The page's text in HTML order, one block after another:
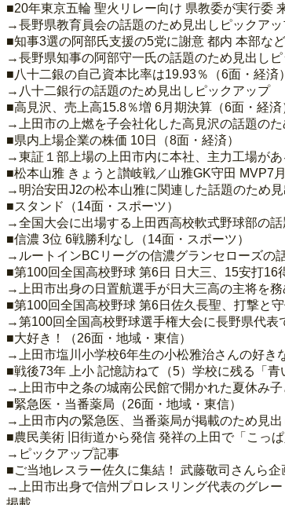
■20年東京五輪 聖火リレー向け 県教委が実行委
→長野県教育員会の話題のため見出しピックアッ
■知事3選の阿部氏支援の5党に謝意 都内 本部な
→長野県知事の阿部守一氏の話題のため見出し
■八十二銀の自己資本比率は19.93％（6面・経済）
→八十二銀行の話題のため見出しピックアップ
■高見沢、売上高15.8％増 6月期決算（6面・経済
→上田市の上燃を子会社化した高見沢の話題の
■県内上場企業の株価 10日（8面・経済）
→東証１部上場の上田市内に本社、主力工場が
■松本山雅 きょうと讃岐戦／山雅GK守田 MVP7
→明治安田J2の松本山雅に関連した話題のため
■スタンド（14面・スポーツ）
→全国大会に出場する上田西高校軟式野球部の
■信濃 3位 6戦勝利なし（14面・スポーツ）
→ルートインBCリーグの信濃グランセローズの
■第100回全国高校野球 第6日 日大三、15安打16
→上田市出身の日置航選手が日大三高の主将を
■第100回全国高校野球 第6日佐久長聖、打撃と
→第100回全国高校野球選手権大会に長野県代
■大好き！（26面・地域・東信）
→上田市塩川小学校6年生の小松雅治さんの好き
■戦後73年 上小 記憶訪ねて（5）学校に残る「
→上田市中之条の城南公民館で開かれた夏休み
■緊急医・当番薬局（26面・地域・東信）
→上田市内の緊急医、当番薬局が掲載のため見
■農民美術 旧街道から発信 発祥の上田で「こっ
→ピックアップ記事
■ご当地レスラー佐久に集結！ 武藤敬司さんら
→上田市出身で信州プロレスリング代表のグレ